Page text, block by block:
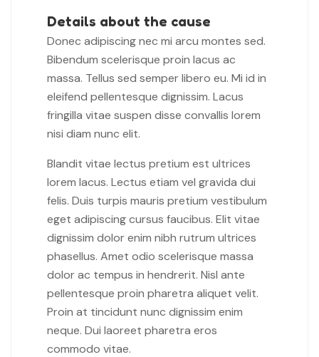
Details about the cause
Donec adipiscing nec mi arcu montes sed.
Bibendum scelerisque proin lacus ac
massa. Tellus sed semper libero eu. Mi id in
eleifend pellentesque dignissim. Lacus
fringilla vitae suspen disse convallis lorem
nisi diam nunc elit.
Blandit vitae lectus pretium est ultrices
lorem lacus. Lectus etiam vel gravida dui
felis. Duis turpis mauris pretium vestibulum
eget adipiscing cursus faucibus. Elit vitae
dignissim dolor enim nibh rutrum ultrices
phasellus. Amet odio scelerisque massa
dolor ac tempus in hendrerit. Nisl ante
pellentesque proin pharetra aliquet velit.
Proin at tincidunt nunc dignissim enim
neque. Dui laoreet pharetra eros
commodo vitae.